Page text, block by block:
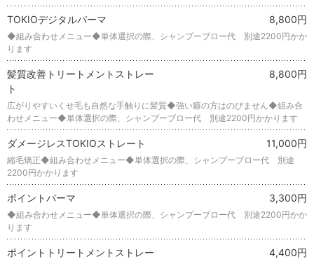
TOKIOデジタルパーマ 8,800円
◆組み合わせメニュー◆単体選択の際、シャンプーブロー代 別途2200円かか
ります
髪質改善トリートメントストレー
ト
8,800円
広がりやすいくせ毛も自然な手触りに髪質◆強い癖の方はのびません◆組み合
わせメニュー◆単体選択の際、シャンプーブロー代 別途2200円かかります
ダメージレスTOKIOストレート 11,000円
縮毛矯正◆組み合わせメニュー◆単体選択の際、シャンプーブロー代 別途
2200円かかります
ポイントパーマ 3,300円
◆組み合わせメニュー◆単体選択の際、シャンプーブロー代 別途2200円かか
ります
ポイントトリートメントストレー
4,400円